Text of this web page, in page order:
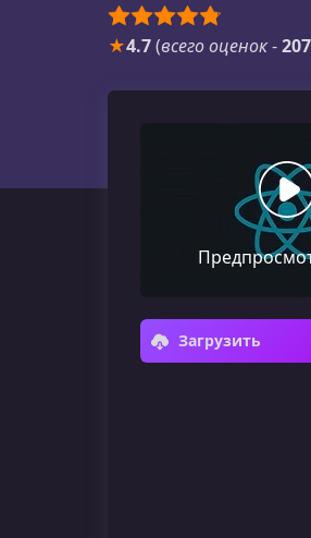
★4.7(всего оценок-207
Загрузить